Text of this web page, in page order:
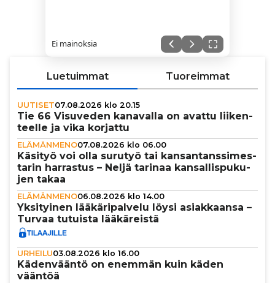
Ei mainoksia
Luetuimmat Tuoreimmat
UUTISET07.08.2026 klo 20.15
Tie 66 Visuveden kanavalla on avattu lii­ken­
teelle ja vika korjattu
ELÄMÄNMENO07.08.2026 klo 06.00
Käsityö voi olla surutyö tai kan­san­tans­si­mes­
ta­rin harrastus – Neljä tarinaa kan­sal­lis­pu­ku­
jen takaa
ELÄMÄNMENO06.08.2026 klo 14.00
Yksi­tyi­nen lää­kä­ri­pal­velu löysi asi­ak­kaansa –
Turvaa tutuista lää­kä­reistä
URHEILU03.08.2026 klo 16.00
Käden­vääntö on enemmän kuin käden
vääntöä